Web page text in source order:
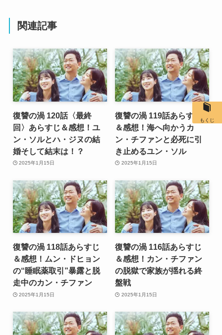
関連記事
復讐の渦 120話〈最終
回〉あらすじ＆感想！ユ
ン・ソルとハ・ジヌの結
婚そして結末は！？
2025年1月15日
復讐の渦 119話あらすじ
＆感想！海へ向かうカ
ン・チファンと必死に引
き止めるユン・ソル
2025年1月15日
復讐の渦 118話あらすじ
＆感想！ムン・ドヒョン
の“睡眠薬取引”暴露と脱
走中のカン・チファン
2025年1月15日
復讐の渦 116話あらすじ
＆感想！カン・チファン
の脱獄で家族が揺れる終
盤戦
2025年1月15日
もくじ